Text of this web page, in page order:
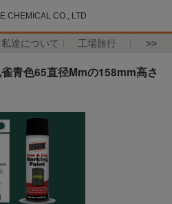
CHEMICAL CO., LTD
私達について 工場旅行 >>
青色65直径Mmの158mm高さ